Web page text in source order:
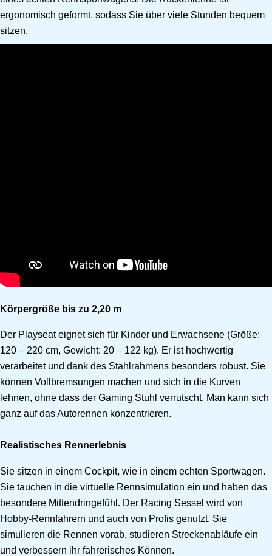
ergonomisch geformt, sodass Sie über viele Stunden bequem
sitzen.
Körpergröße bis zu 2,20 m
Der Playseat eignet sich für Kinder und Erwachsene (Größe:
120 – 220 cm, Gewicht: 20 – 122 kg). Er ist hochwertig
verarbeitet und dank des Stahlrahmens besonders robust. Sie
können Vollbremsungen machen und sich in die Kurven
lehnen, ohne dass der Gaming Stuhl verrutscht. Man kann sich
ganz auf das Autorennen konzentrieren.
Realistisches Rennerlebnis
Sie sitzen in einem Cockpit, wie in einem echten Sportwagen.
Sie tauchen in die virtuelle Rennsimulation ein und haben das
besondere Mittendringefühl. Der Racing Sessel wird von
Hobby-Rennfahrern und auch von Profis genutzt. Sie
simulieren die Rennen vorab, studieren Streckenabläufe ein
und verbessern ihr fahrerisches Können.